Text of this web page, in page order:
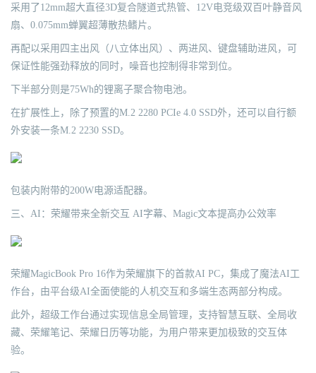
采用了12mm超大直径3D复合隧道式热管、12V电竞级双百叶静音风
扇、0.075mm蝉翼超薄散热鳍片。
再配以采用四主出风（八立体出风）、两进风、键盘辅助进风，可
保证性能强劲释放的同时，噪音也控制得非常到位。
下半部分则是75Wh的锂离子聚合物电池。
在扩展性上，除了预置的M.2 2280 PCIe 4.0 SSD外，还可以自行额
外安装一条M.2 2230 SSD。
包装内附带的200W电源适配器。
三、AI：荣耀带来全新交互 AI字幕、Magic文本提高办公效率
荣耀MagicBook Pro 16作为荣耀旗下的首款AI PC，集成了魔法AI工
作台，由平台级AI全面使能的人机交互和多端生态两部分构成。
此外，超级工作台通过实现信息全局管理，支持智慧互联、全局收
藏、荣耀笔记、荣耀日历等功能，为用户带来更加极致的交互体
验。